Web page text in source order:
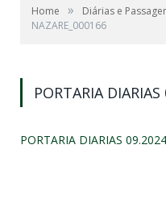
Home » Diárias e
NAZARE_000166
PORTARIA
PORTARIA DIARIAS